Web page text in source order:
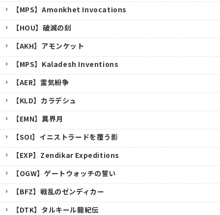
【MPS】Amonkhet Invocations
【HOU】破滅の刻
【AKH】アモンケット
【MPS】Kaladesh Inventions
【AER】霊気紛争
【KLD】カラデシュ
【EMN】異界月
【SOI】イニストラードを覆う影
【EXP】Zendikar Expeditions
【OGW】ゲートウォッチの誓い
【BFZ】戦乱のゼンディカー
【DTK】タルキール龍紀伝